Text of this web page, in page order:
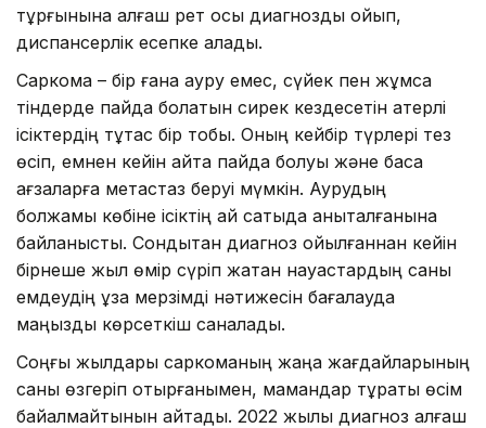
тұрғынына алғаш рет осы диагнозды қойып,
диспансерлік есепке алады.
Саркома – бір ғана ауру емес, сүйек пен жұмсақ
тіндерде пайда болатын сирек кездесетін қатерлі
ісіктердің тұтас бір тобы. Оның кейбір түрлері тез
өсіп, емнен кейін қайта пайда болуы және басқа
ағзаларға метастаз беруі мүмкін. Аурудың
болжамы көбіне ісіктің қай сатыда анықталғанына
байланысты. Сондықтан диагноз қойылғаннан кейін
бірнеше жыл өмір сүріп жатқан науқастардың саны
емдеудің ұзақ мерзімді нәтижесін бағалауда
маңызды көрсеткіш саналады.
Соңғы жылдары саркоманың жаңа жағдайларының
саны өзгеріп отырғанымен, мамандар тұрақты өсім
байқалмайтынын айтады. 2022 жылы диагноз алғаш